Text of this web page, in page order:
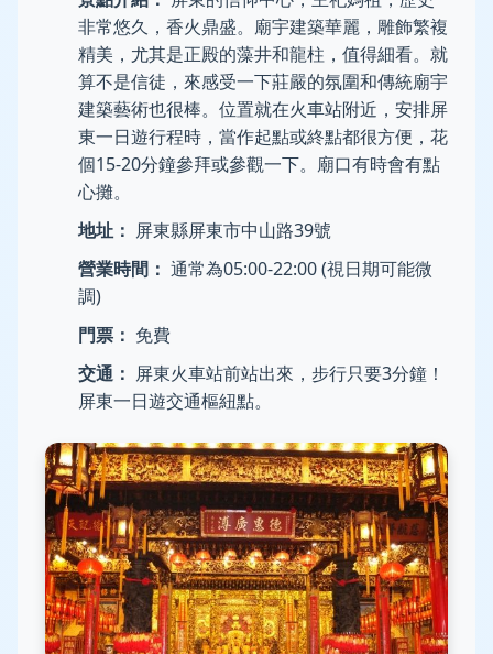
非常悠久，香火鼎盛。廟宇建築華麗，雕飾繁複
精美，尤其是正殿的藻井和龍柱，值得細看。就
算不是信徒，來感受一下莊嚴的氛圍和傳統廟宇
建築藝術也很棒。位置就在火車站附近，安排屏
東一日遊行程時，當作起點或終點都很方便，花
個15-20分鐘參拜或參觀一下。廟口有時會有點
心攤。
地址： 屏東縣屏東市中山路39號
營業時間： 通常為05:00-22:00 (視日期可能微
調)
門票： 免費
交通： 屏東火車站前站出來，步行只要3分鐘！
屏東一日遊交通樞紐點。